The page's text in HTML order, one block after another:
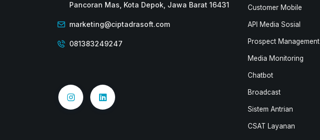
Pancoran Mas, Kota Depok, Jawa Barat 16431
marketing@ciptadrasoft.com
081383249247
Customer Mobile
API Media Sosial
Prospect Management
Media Monitoring
Chatbot
Broadcast
Sistem Antrian
CSAT Layanan